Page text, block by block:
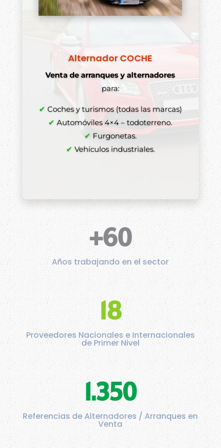
Alternador COCHE
Venta de arranques y alternadores
para:
✔ Coches y turismos (todas las marcas)
✔ Automóviles 4×4 – todoterreno.
✔ Furgonetas.
✔ Vehículos industriales.
+60
Años trabajando en el sector
18
Proveedores Nacionales e Internacionales
de Primer Nivel
1.350
Referencias de Alternadores / Arranques en
Venta